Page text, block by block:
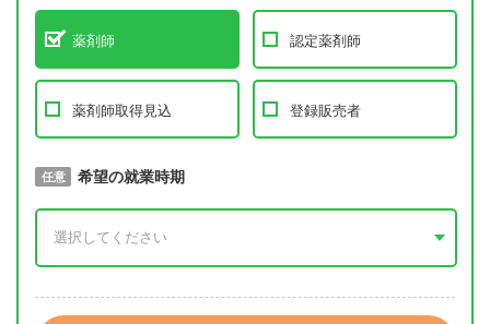
薬剤師 認定薬剤師
薬剤師取得見込 登録販売者
必須 取得予定年
任意 希望の就業時期